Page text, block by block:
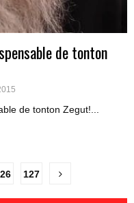
de tonton
de tonton Zegut!...
127